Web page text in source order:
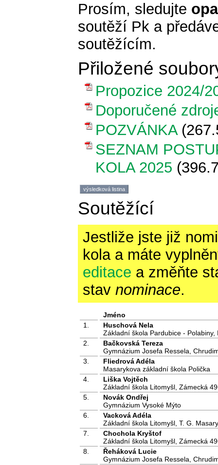
Prosím, sledujte
soutěží Pk a
soutěžícím.
Přiložené
Propozice 2024/
Doporučené
POZVÁNKA
SEZNAM
KOLA 2025
výsledková listina
Soutěžící
Jestliže jste již
kola a máte
editace a změňte
stav nominace.
Jméno
1.
Huschová Nela
Základní škola Pardubice - Polabiny,
2.
Bačkovská Tereza
Gymnázium Josefa Ressela,
3.
Fliedrová Adéla
Masarykova základní škola Polička
4.
Liška Vojtěch
Základní škola Litomyšl, Zámecká
5.
Novák Ondřej
Gymnázium Vysoké Mýto
6.
Vacková Adéla
Základní škola Litomyšl, T. G.
7.
Chochola Kryštof
Základní škola Litomyšl, Zámecká
8.
Řeháková Lucie
Gymnázium Josefa Ressela,